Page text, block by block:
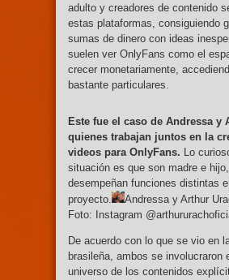
adulto y creadores de contenido
estas plataformas, consiguiendo
sumas de dinero con ideas
suelen ver OnlyFans como el
crecer monetariamente,
bastante particulares.
Este fue el caso de Andressa y
quienes trabajan juntos en la
videos para OnlyFans. Lo
situación es que son madre e
desempeñan funciones distintas
proyecto.
Andressa y Arthur
Foto: Instagram
De acuerdo con lo que se vio en
brasileña, ambos se involucraron
universo de los contenidos